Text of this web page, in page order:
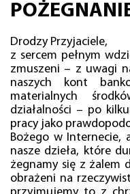
Drodzy Przyjaciele,
z sercem pełnym
zmuszeni – z uwagi
naszych kont
materialnych
działalności – po
pracy jako
Bożego w Internecie,
nasze dzieła, które
żegnamy się z żalem
obrażeni na